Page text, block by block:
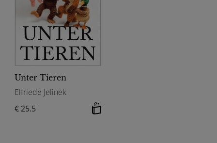
Unter Tieren
Elfriede Jelinek
€ 25.5